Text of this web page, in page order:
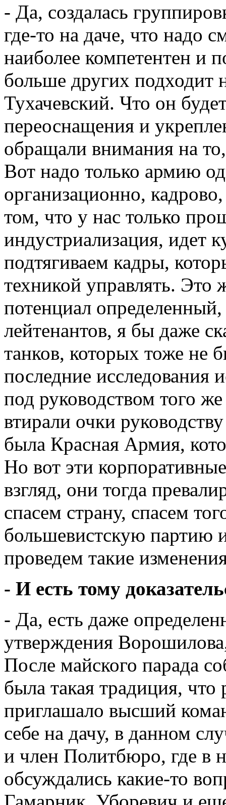
- Да, создалась
где-то на даче, что надо
наиболее компетентен и
больше других подходит
Тухачевский. Что он
переоснащения и
обращали внимания на
Вот надо только армию
организационно,
том, что у нас только
индустриализация, идет
подтягиваем кадры,
техникой управлять. Это
потенциал
лейтенантов, я бы даже
танков, которых тоже не
последние исследования
под руководством того
втирали очки
была Красная Армия,
Но вот эти
взгляд, они тогда
спасем страну, спасем
большевистскую партию
проведем такие
- И есть тому
- Да, есть даже
утверждения
После майского парада
была такая традиция, что
приглашало высший
себе на дачу, в данном
и член Политбюро, где в
обсуждались какие-то